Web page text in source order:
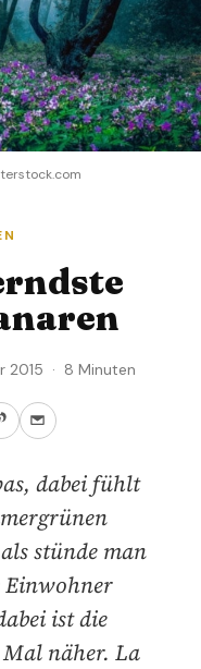
2015 · 8 Minuten
dabei fühlt
stünde man
ist die
näher. La